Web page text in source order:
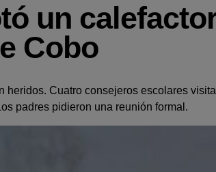
un
Cobo
heridos. Cuatro consejeros escolares
padres pidieron una reunión formal.